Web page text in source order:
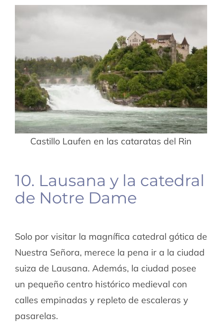
Castillo Laufen en las cataratas del Rin
10. Lausana y la catedral
de Notre Dame
Solo por visitar la magnífica catedral gótica de
Nuestra Señora, merece la pena ir a la ciudad
suiza de Lausana. Además, la ciudad posee
un pequeño centro histórico medieval con
calles empinadas y repleto de escaleras y
pasarelas.